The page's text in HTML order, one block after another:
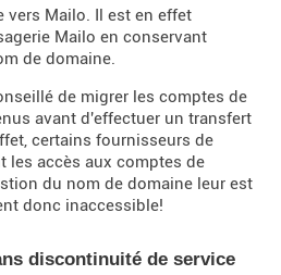
vers Mailo. Il est en effet
Mailo en conservant
de domaine.
de migrer les comptes de
avant d'effectuer un transfert
certains fournisseurs de
les accès aux comptes de
du nom de domaine leur est
donc inaccessible!
discontinuité de service